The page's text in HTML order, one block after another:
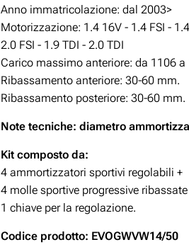
Anno immatricolazione: dal 2003>
Motorizzazione: 1.4 16V - 1.4 FSI -
2.0 FSI - 1.9 TDI - 2.0 TDI
Carico massimo anteriore: da 1106 a
Ribassamento anteriore: 30-60 mm.
Ribassamento posteriore: 30-60 mm.
Note tecniche: diametro
Kit composto da:
4 ammortizzatori sportivi regolabili +
4 molle sportive progressive ribassate
1 chiave per la regolazione.
Codice prodotto: EVOGWVW14/50